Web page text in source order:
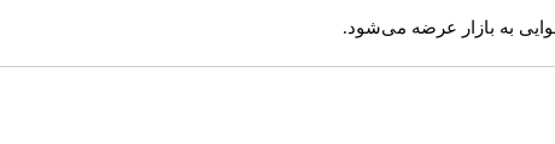
به بازار عرضه می‌شود.